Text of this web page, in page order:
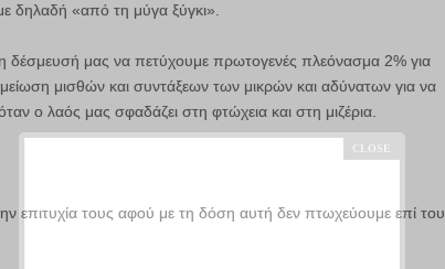
δηλαδή «από τη μύγα ξύγκι».
μας να πετύχουμε πρωτογενές πλεόνασμα 2% για
μισθών και συντάξεων των μικρών και αδύνατων για να
ο λαός μας σφαδάζει στη φτώχεια και στη μιζέρια.
επιτυχία τους αφού με τη δόση αυτή δεν πτωχεύουμε επί του